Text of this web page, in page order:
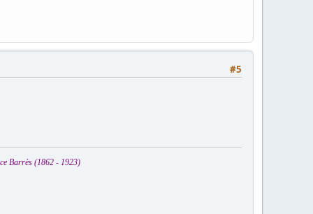
#5
Barrès (1862 - 1923)